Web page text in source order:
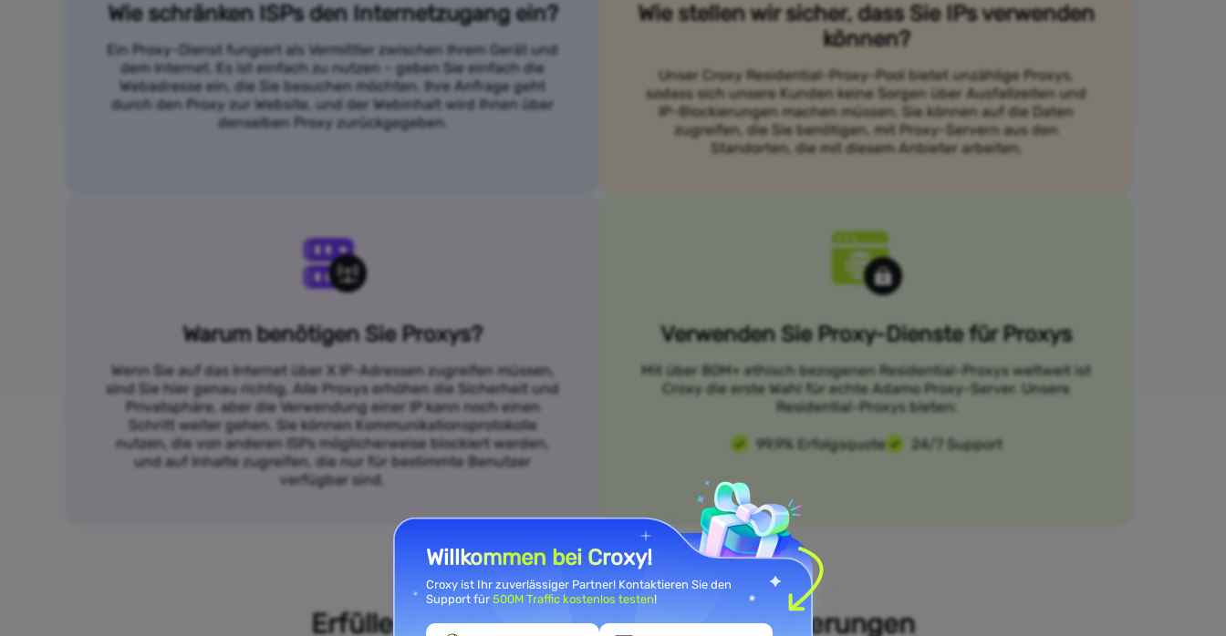
Wie schränken ISPs den Internetzugang ein?
Ein Proxy-Dienst fungiert als Vermittler zwischen Ihrem Gerät und
dem Internet. Es ist einfach zu nutzen – geben Sie einfach die
Webadresse ein, die Sie besuchen möchten. Ihre Anfrage geht
durch den Proxy zur Website, und der Webinhalt wird Ihnen über
denselben Proxy zurückgegeben.
Wie stellen wir sicher, dass Sie IPs verwenden
können?
Unser Croxy Residential-Proxy-Pool bietet unzählige Proxys,
sodass sich unsere Kunden keine Sorgen über Ausfallzeiten und
IP-Blockierungen machen müssen. Sie können auf die Daten
zugreifen, die Sie benötigen, mit Proxy-Servern aus den
Standorten, die mit diesem Anbieter arbeiten.
Warum benötigen Sie Proxys?
Wenn Sie auf das Internet über X IP-Adressen zugreifen müssen,
sind Sie hier genau richtig. Alle Proxys erhöhen die Sicherheit und
Privatsphäre, aber die Verwendung einer IP kann noch einen
Schritt weiter gehen. Sie können Kommunikationsprotokolle
nutzen, die von anderen ISPs möglicherweise blockiert werden,
und auf Inhalte zugreifen, die nur für bestimmte Benutzer
verfügbar sind.
Verwenden Sie Proxy-Dienste für Proxys
Mit über 80M+ ethisch bezogenen Residential-Proxys weltweit ist
Croxy die erste Wahl für echte Adamo Proxy-Server. Unsere
Residential-Proxys bieten:
99,9% Erfolgsquote 24/7 Support
Erfüllen Sie Ihre Anwendungsfallanforderungen
Willkommen bei Croxy!
Croxy ist Ihr zuverlässiger Partner! Kontaktieren Sie den
Support für 500M Traffic kostenlos testen!